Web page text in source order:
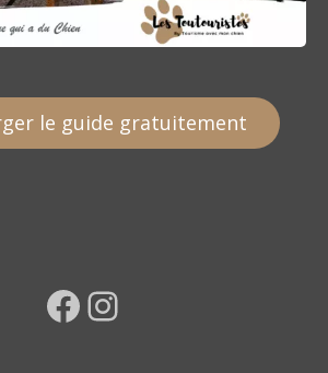
le guide gratuitement
Facebook Instagram